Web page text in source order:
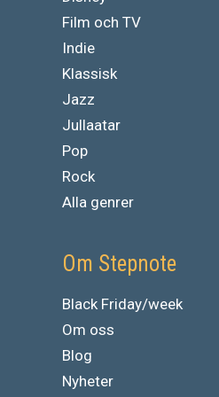
Film och TV
Indie
Klassisk
Jazz
Jullaatar
Pop
Rock
Alla genrer
Om Stepnote
Black Friday/week
Om oss
Blog
Nyheter